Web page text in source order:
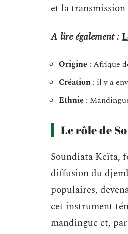
et la
A lire également :
Origine : Afrique
Création : il y a
Ethnie :
Le rôle de
Soundiata Keïta,
diffusion du
populaires,
cet instrument
mandingue et,